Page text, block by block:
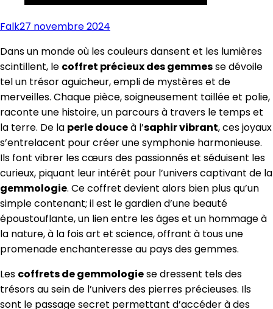
Falk27 novembre 2024
Dans un monde où les couleurs dansent et les lumières
scintillent, le coffret précieux des gemmesse dévoile
tel un trésor aguicheur, empli de mystères et de
merveilles. Chaque pièce, soigneusement taillée et polie,
raconte une histoire, un parcours à travers le temps et
la terre. De la perle douceà l’saphir vibrant, ces joyaux
s’entrelacent pour créer une symphonie harmonieuse.
Ils font vibrer les cœurs des passionnés et séduisent les
curieux, piquant leur intérêt pour l’univers captivant de la
gemmologie. Ce coffret devient alors bien plus qu’un
simple contenant; il est le gardien d’une beauté
époustouflante, un lien entre les âges et un hommage à
la nature, à la fois art et science, offrant à tous une
promenade enchanteresse au pays des gemmes.
Les coffrets de gemmologiese dressent tels des
trésors au sein de l’univers des pierres précieuses. Ils
sont le passage secret permettant d’accéder à des